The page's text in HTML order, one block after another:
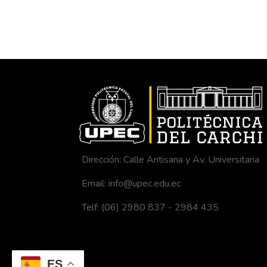
ES
de los objetivos y
organizacional de
perderá el control
desestabilidad en
Dirección: Calle Antisana y Av. Universitaria
Email: info@upec.edu.ec
Telf: (06) 2980 837 - 2984 435